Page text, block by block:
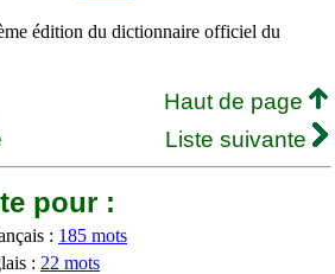
édition du dictionnaire officiel du
Haut de page
Liste suivante
pour :
: 185 mots
: 22 mots